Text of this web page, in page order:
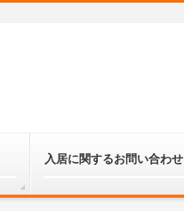
入居に関するお問い合わせ